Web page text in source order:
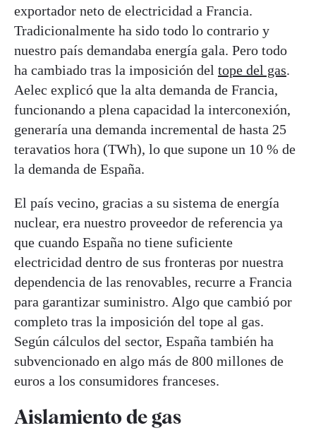
exportador neto de electricidad a Francia.
Tradicionalmente ha sido todo lo contrario y
nuestro país demandaba energía gala. Pero todo
ha cambiado tras la imposición del tope del gas.
Aelec explicó que la alta demanda de Francia,
funcionando a plena capacidad la interconexión,
generaría una demanda incremental de hasta 25
teravatios hora (TWh), lo que supone un 10 % de
la demanda de España.
El país vecino, gracias a su sistema de energía
nuclear, era nuestro proveedor de referencia ya
que cuando España no tiene suficiente
electricidad dentro de sus fronteras por nuestra
dependencia de las renovables, recurre a Francia
para garantizar suministro. Algo que cambió por
completo tras la imposición del tope al gas.
Según cálculos del sector, España también ha
subvencionado en algo más de 800 millones de
euros a los consumidores franceses.
Aislamiento de gas